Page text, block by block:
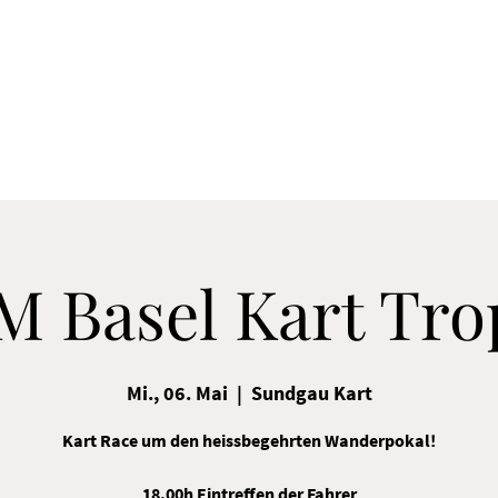
Basel Kart
Mi., 06. Mai
  |
Sundgau Kart
Kart Race um den heissbegehrten Wanderpokal!
18.00h Eintreffen der Fahrer